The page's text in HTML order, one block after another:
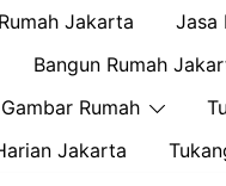
Jakarta
Jasa
Bangun Rumah
Gambar Rumah
Jakarta